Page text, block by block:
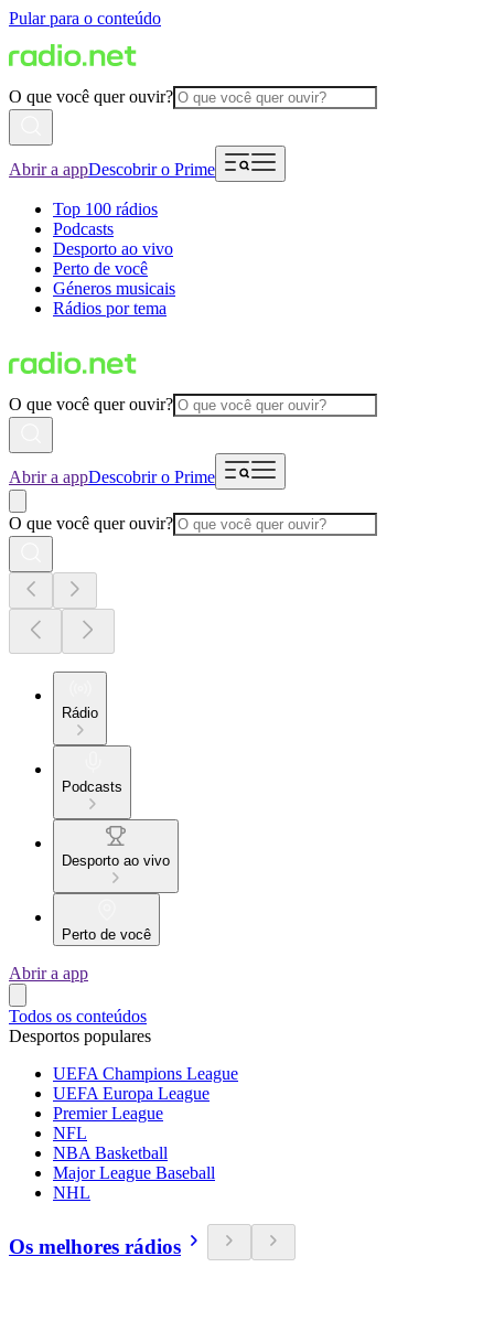
Pular para o conteúdo
O que você quer ouvir?
Abrir a appDescobrir o Prime
Top 100 rádios
Podcasts
Desporto ao vivo
Perto de você
Géneros musicais
Rádios por tema
O que você quer ouvir?
Abrir a appDescobrir o Prime
O que você quer ouvir?
Rádio
Podcasts
Desporto ao vivo
Perto de você
Abrir a app
Todos os conteúdos
Desportos populares
UEFA Champions League
UEFA Europa League
Premier League
NFL
NBA Basketball
Major League Baseball
NHL
Os melhores rádios